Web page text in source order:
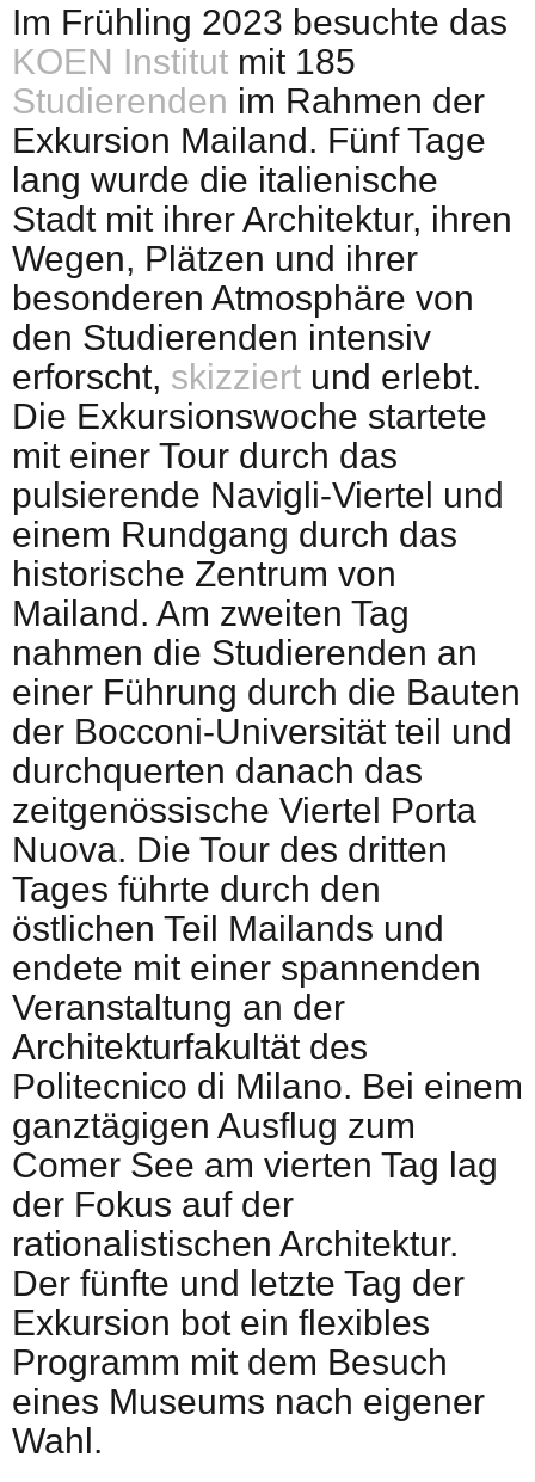
Im Frühling 2023 besuchte das
KOEN Institut mit 185
Studierenden im Rahmen der
Exkursion Mailand. Fünf Tage
lang wurde die italienische
Stadt mit ihrer Architektur, ihren
Wegen, Plätzen und ihrer
besonderen Atmosphäre von
den Studierenden intensiv
erforscht, skizziert und erlebt.
Die Exkursionswoche startete
mit einer Tour durch das
pulsierende Navigli-Viertel und
einem Rundgang durch das
historische Zentrum von
Mailand. Am zweiten Tag
nahmen die Studierenden an
einer Führung durch die Bauten
der Bocconi-Universität teil und
durchquerten danach das
zeitgenössische Viertel Porta
Nuova. Die Tour des dritten
Tages führte durch den
östlichen Teil Mailands und
endete mit einer spannenden
Veranstaltung an der
Architekturfakultät des
Politecnico di Milano. Bei einem
ganztägigen Ausflug zum
Comer See am vierten Tag lag
der Fokus auf der
rationalistischen Architektur.
Der fünfte und letzte Tag der
Exkursion bot ein flexibles
Programm mit dem Besuch
eines Museums nach eigener
Wahl.